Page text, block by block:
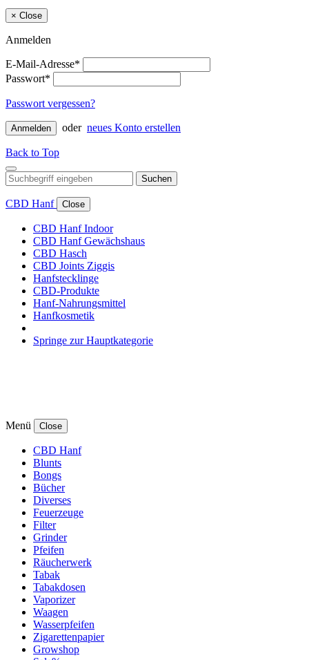
× Close
Anmelden
E-Mail-Adresse*
Passwort*
Passwort vergessen?
Anmelden oder neues Konto erstellen
Back to Top
Suchen
CBD Hanf Close
CBD Hanf Indoor
CBD Hanf Gewächshaus
CBD Hasch
CBD Joints Ziggis
Hanfstecklinge
CBD-Produkte
Hanf-Nahrungsmittel
Hanfkosmetik
Springe zur Hauptkategorie
Menü Close
CBD Hanf
Blunts
Bongs
Bücher
Diverses
Feuerzeuge
Filter
Grinder
Pfeifen
Räucherwerk
Tabak
Tabakdosen
Vaporizer
Waagen
Wasserpfeifen
Zigarettenpapier
Growshop